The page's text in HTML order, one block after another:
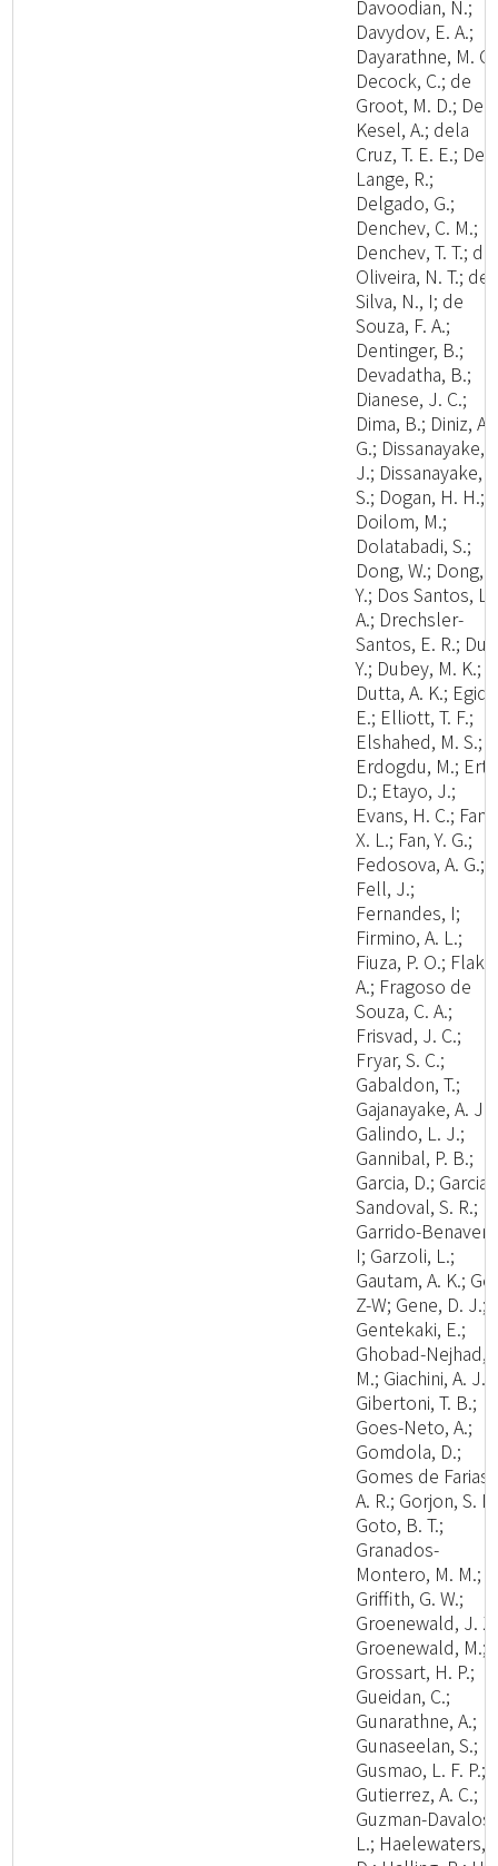
Davoodian, N.;
Davydov, E. A.;
Dayarathne, M.
Decock, C.; de
Groot, M. D.; De
Kesel, A.; dela
Cruz, T. E. E.; De
Lange, R.;
Delgado, G.;
Denchev, C. M.;
Denchev, T. T.; de
Oliveira, N. T.; de
Silva, N., I; de
Souza, F. A.;
Dentinger, B.;
Devadatha, B.;
Dianese, J. C.;
Dima, B.; Diniz, A.
G.; Dissanayake,
J.; Dissanayake,
S.; Dogan, H. H.;
Doilom, M.;
Dolatabadi, S.;
Dong, W.; Dong,
Y.; Dos Santos, L.
A.; Drechsler-
Santos, E. R.; Du,
Y.; Dubey, M. K.;
Dutta, A. K.; Egidi,
E.; Elliott, T. F.;
Elshahed, M. S.;
Erdogdu, M.;
D.; Etayo, J.;
Evans, H. C.; Fan,
X. L.; Fan, Y. G.;
Fedosova, A. G.;
Fell, J.;
Fernandes, I;
Firmino, A. L.;
Fiuza, P. O.;
A.; Fragoso de
Souza, C. A.;
Frisvad, J. C.;
Fryar, S. C.;
Gabaldon, T.;
Gajanayake, A. J.;
Galindo, L. J.;
Gannibal, P. B.;
Garcia, D.; Garcia-
Sandoval, S. R.;
Garrido-
I; Garzoli, L.;
Gautam, A. K.; Ge,
Z-W; Gene, D. J.;
Gentekaki, E.;
Ghobad-Nejhad,
M.; Giachini, A. J.;
Gibertoni, T. B.;
Goes-Neto, A.;
Gomdola, D.;
Gomes de Farias,
A. R.; Gorjon, S.
Goto, B. T.;
Granados-
Montero, M. M.;
Griffith, G. W.;
Groenewald, J.
Groenewald, M.;
Grossart, H. P.;
Gueidan, C.;
Gunarathne, A.;
Gunaseelan, S.;
Gusmao, L. F. P.;
Gutierrez, A. C.;
Guzman-Davalos,
L.; Haelewaters,